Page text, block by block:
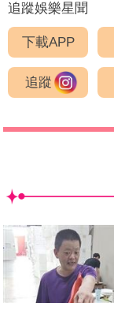
追蹤娛樂星聞
下載APP
追蹤